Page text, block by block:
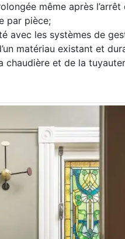
même après l’arrêt
par pièce;
avec les systèmes de
matériau existant et
chaudière et de la